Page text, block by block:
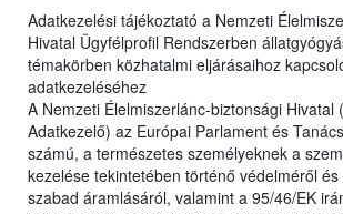
Adatkezelési tájékoztató a Nemzeti
Hivatal Ügyfélprofil Rendszerben
témakörben közhatalmi eljárásaihoz
adatkezeléséhez
A Nemzeti Élelmiszerlánc-biztonsági Hivatal
Adatkezelő) az Európai Parlament és
számú, a természetes személyeknek a
kezelése tekintetében történő védelméről
szabad áramlásáról, valamint a 95/46/EK